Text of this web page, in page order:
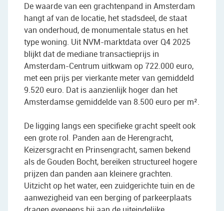
De waarde van een grachtenpand in Amsterdam
hangt af van de locatie, het stadsdeel, de staat
van onderhoud, de monumentale status en het
type woning. Uit NVM-marktdata over Q4 2025
blijkt dat de mediane transactieprijs in
Amsterdam-Centrum uitkwam op 722.000 euro,
met een prijs per vierkante meter van gemiddeld
9.520 euro. Dat is aanzienlijk hoger dan het
Amsterdamse gemiddelde van 8.500 euro per m².
De ligging langs een specifieke gracht speelt ook
een grote rol. Panden aan de Herengracht,
Keizersgracht en Prinsengracht, samen bekend
als de Gouden Bocht, bereiken structureel hogere
prijzen dan panden aan kleinere grachten.
Uitzicht op het water, een zuidgerichte tuin en de
aanwezigheid van een berging of parkeerplaats